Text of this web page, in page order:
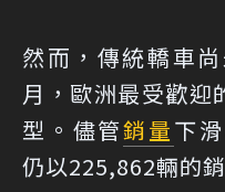
然而，傳統轎車
月，歐洲最受歡迎
型。儘管銷量下
仍以225,862輛的